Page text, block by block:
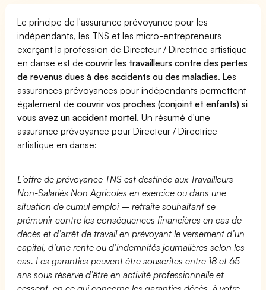
Le principe de l'assurance prévoyance pour les
indépendants, les TNS et les micro-entrepreneurs
exerçant la profession de Directeur / Directrice artistique
en danse est decouvrir les travailleurs contre des pertes
de revenus dues à des accidents ou des maladies. Les
assurances prévoyances pour indépendants permettent
également decouvrir vos proches (conjoint et enfants) si
vous avez un accident mortel. Un résumé d'une
assurance prévoyance pour Directeur / Directrice
artistique en danse:
L’offre de prévoyance TNS est destinée aux Travailleurs
Non-Salariés Non Agricoles en exercice ou dans une
situation de cumul emploi – retraite souhaitant se
prémunir contre les conséquences financières en cas de
décès et d’arrêt de travail en prévoyant le versement d’un
capital, d’une rente ou d’indemnités journalières selon les
cas. Les garanties peuvent être souscrites entre 18 et 65
ans sous réserve d’être en activité professionnelle et